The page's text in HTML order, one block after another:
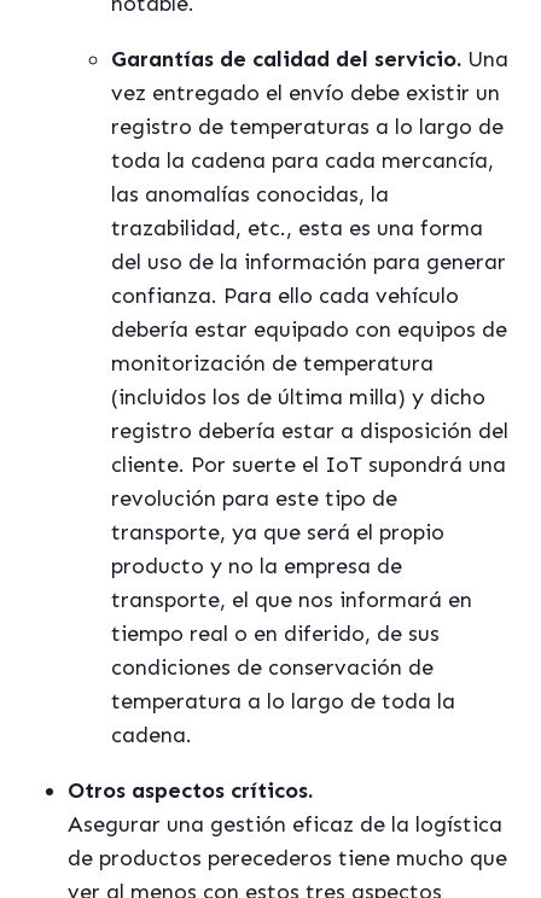
Garantías de calidad del servicio. Una
vez entregado el envío debe existir un
registro de temperaturas a lo largo de
toda la cadena para cada mercancía,
las anomalías conocidas, la
trazabilidad, etc., esta es una forma
del uso de la información para generar
confianza. Para ello cada vehículo
debería estar equipado con equipos de
monitorización de temperatura
(incluidos los de última milla) y dicho
registro debería estar a disposición del
cliente. Por suerte el IoT supondrá una
revolución para este tipo de
transporte, ya que será el propio
producto y no la empresa de
transporte, el que nos informará en
tiempo real o en diferido, de sus
condiciones de conservación de
temperatura a lo largo de toda la
cadena.
Otros aspectos críticos.
Asegurar una gestión eficaz de la logística
de productos perecederos tiene mucho que
ver al menos con estos tres aspectos